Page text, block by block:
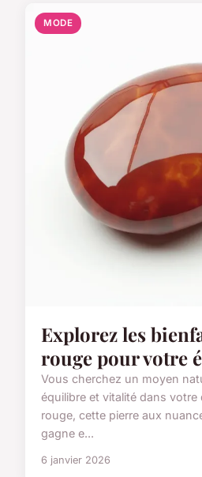
MODE
Explorez les
rouge pour votre
Vous cherchez un moyen
équilibre et vitalité dans votre
rouge, cette pierre aux
gagne e...
6 janvier 2026